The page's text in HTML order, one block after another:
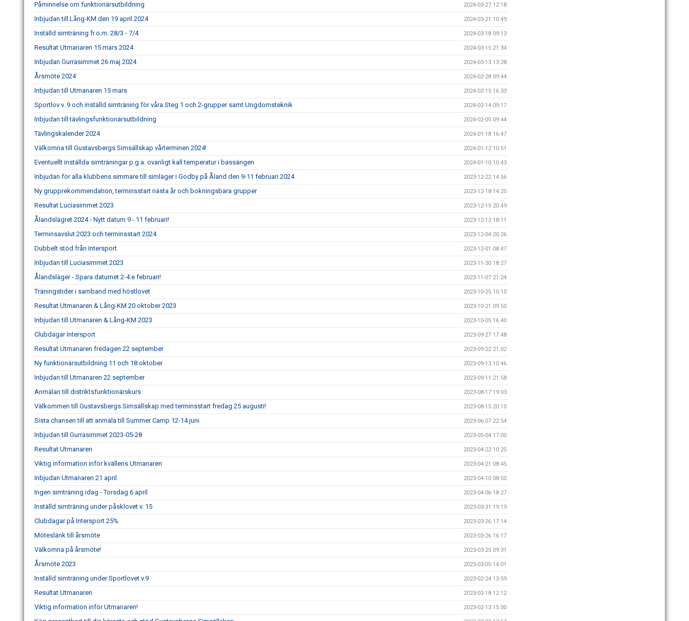
Påminnelse om funktionärsutbildning 2024-03-27 12:18
Inbjudan till Lång-KM den 19 april 2024 2024-03-21 10:49
Inställd simträning fr.o.m. 28/3 - 7/4 2024-03-18 09:13
Resultat Utmanaren 15 mars 2024 2024-03-15 21:34
Inbjudan Gurrasimmet 26 maj 2024 2024-03-13 13:28
Årsmöte 2024 2024-02-28 09:44
Inbjudan till Utmanaren 15 mars 2024-02-15 16:33
Sportlov v. 9 och inställd simträning för våra Steg 1 och 2-grupper samt Ungdomsteknik 2024-02-14 09:17
Inbjudan till tävlingsfunktionärsutbildning 2024-02-05 09:44
Tävlingskalender 2024 2024-01-18 16:47
Välkomna till Gustavsbergs Simsällskap vårterminen 2024! 2024-01-12 10:51
Eventuellt inställda simträningar p.g.a. ovanligt kall temperatur i bassängen 2024-01-10 10:43
Inbjudan för alla klubbens simmare till simläger i Godby på Åland den 9-11 februari 2024 2023-12-22 14:56
Ny grupprekommendation, terminsstart nästa år och bokningsbara grupper 2023-12-18 14:25
Resultat Luciasimmet 2023 2023-12-15 20:49
Ålandslägret 2024 - Nytt datum 9 - 11 februari! 2023-12-12 18:11
Terminsavslut 2023 och terminsstart 2024 2023-12-04 20:26
Dubbelt stöd från Intersport 2023-12-01 08:47
Inbjudan till Luciasimmet 2023 2023-11-30 18:27
Ålandsläger - Spara datumet 2-4:e februari! 2023-11-07 21:24
Träningstider i samband med höstlovet 2023-10-25 10:10
Resultat Utmanaren & Lång-KM 20 oktober 2023 2023-10-21 09:50
Inbjudan till Utmanaren & Lång-KM 2023 2023-10-05 16:40
Clubdagar Intersport 2023-09-27 17:48
Resultat Utmanaren fredagen 22 september 2023-09-22 21:02
Ny funktionärsutbildning 11 och 18 oktober 2023-09-13 10:46
Inbjudan till Utmanaren 22 september 2023-09-11 21:58
Anmälan till distriktsfunktionärskurs 2023-08-17 19:03
Välkommen till Gustavsbergs Simsällskap med terminsstart fredag 25 augusti! 2023-08-15 20:10
Sista chansen till att anmäla till Summer Camp 12-14 juni 2023-06-07 22:54
Inbjudan till Gurrasimmet 2023-05-28 2023-05-04 17:00
Resultat Utmanaren 2023-04-22 10:25
Viktig information inför kvällens Utmanaren 2023-04-21 08:45
Inbjudan Utmanaren 21 april 2023-04-10 08:50
Ingen simträning idag - Torsdag 6 april 2023-04-06 18:27
Inställd simträning under påsklovet v. 15 2023-03-31 19:19
Clubdagar på Intersport 25% 2023-03-26 17:14
Möteslänk till årsmöte 2023-03-26 16:17
Välkomna på årsmöte! 2023-03-25 09:31
Årsmöte 2023 2023-03-05 14:01
Inställd simträning under Sportlovet v.9 2023-02-24 13:59
Resultat Utmanaren 2023-02-18 12:12
Viktig information inför Utmanaren! 2023-02-13 15:00